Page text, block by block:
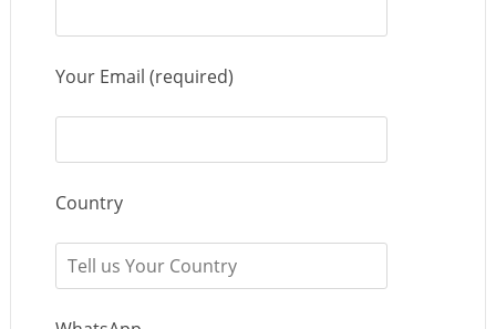
Your Email (required)
Country